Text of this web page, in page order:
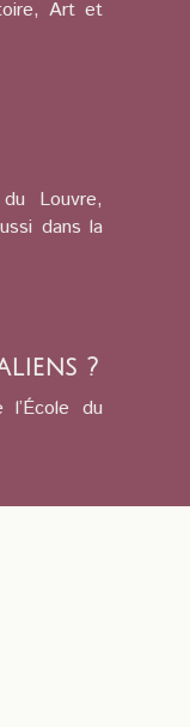
Art et
Louvre,
dans la
?
l’École du